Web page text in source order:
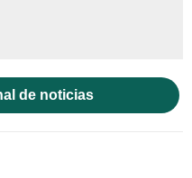
de noticias